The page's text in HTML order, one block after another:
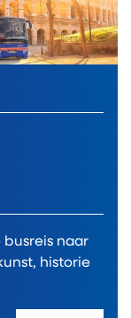
naar
historie